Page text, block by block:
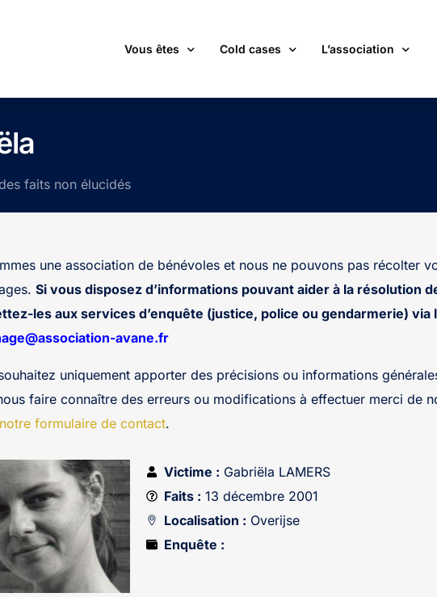
Vous êtes
passionné(e) par les cold cases
un futur adhérent ou bénévole
journaliste
Cold cases L’association
Devenir bénévole
Contact
faits non élucidés
une association de bénévoles et nous ne pouvons pas récolter
Si vous disposez d’informations pouvant aider à la résolution
les aux services d’enquête (justice, police ou gendarmerie) via
avane.fr
uniquement apporter des précisions ou informations
faire connaître des erreurs ou modifications à effectuer merci de
notre formulaire de contact.
Victime : Gabriëla LAMERS
Faits : 13 décembre 2001
Localisation : Overijse
Enquête :